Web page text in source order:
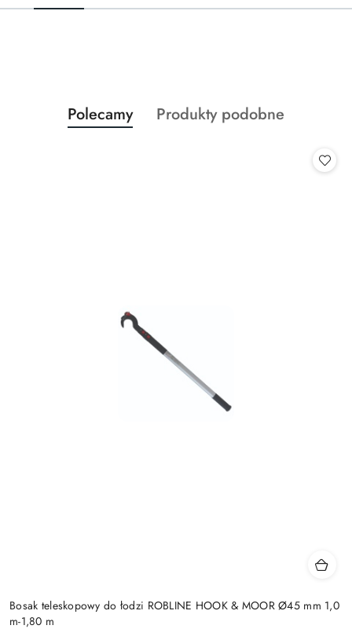
Pomiń karuzelę produktów
Produkty
o
Polecamy
Produkty
Produkty podobne
Bosak teleskopowy do łodzi ROBLINE HOOK & MOOR Ø45 mm 1,0
m-1,80 m